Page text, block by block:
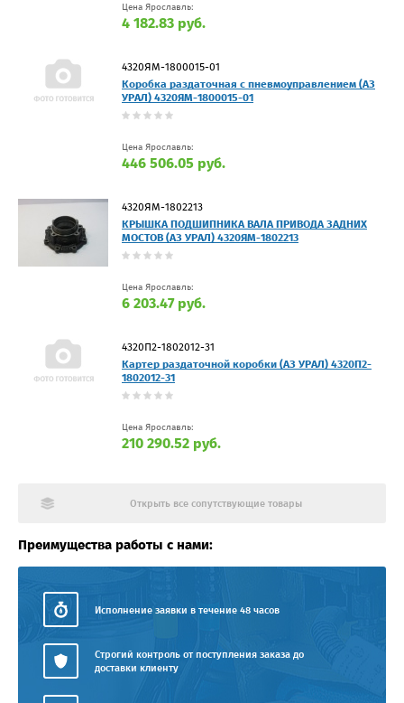
Цена Ярославль:
4 182.83 руб.
4320ЯМ-1800015-01
Коробка раздаточная с пневмоуправлением (АЗ
УРАЛ) 4320ЯМ-1800015-01
Цена Ярославль:
446 506.05 руб.
4320ЯМ-1802213
КРЫШКА ПОДШИПНИКА ВАЛА ПРИВОДА ЗАДНИХ
МОСТОВ (АЗ УРАЛ) 4320ЯМ-1802213
Цена Ярославль:
6 203.47 руб.
4320П2-1802012-31
Картер раздаточной коробки (АЗ УРАЛ) 4320П2-
1802012-31
Цена Ярославль:
210 290.52 руб.
Открыть все сопутствующие товары
Преимущества работы с нами:
Исполнение заявки в течение 48 часов
Строгий контроль от поступления заказа до
доставки клиенту